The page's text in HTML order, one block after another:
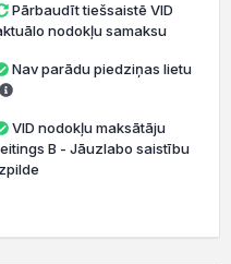
Pārbaudīt tiešsaistē VID
nodokļu samaksu
Nav parādu piedziņas lietu
VID nodokļu maksātāju
B - Jāuzlabo saistību